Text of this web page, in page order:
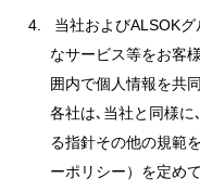
当社およびALSOK
なサービス等をお客
囲内で個人情報を共
各社は､当社と同様
る指針その他の規範
ーポリシー）を定め